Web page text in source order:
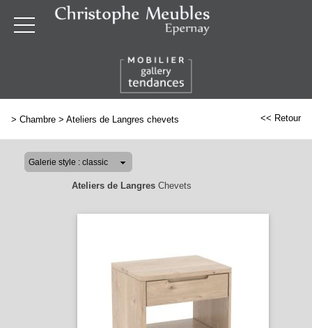
> Chambre > Ateliers de Langres chevets << Retour
Ateliers de LangresChevets